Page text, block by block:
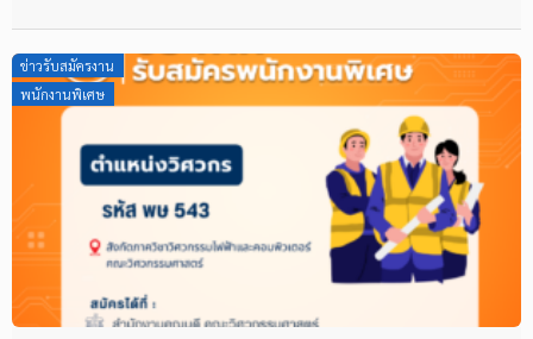
ข่าวรับสมัครงาน
พนักงานพิเศษ
Posted
on